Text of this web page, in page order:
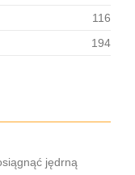
116
194
jędrną